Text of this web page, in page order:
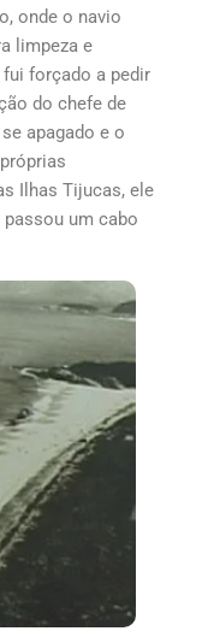
onde o navio
limpeza e
forçado a pedir
do chefe de
apagado e o
Ilhas Tijucas, ele
um cabo